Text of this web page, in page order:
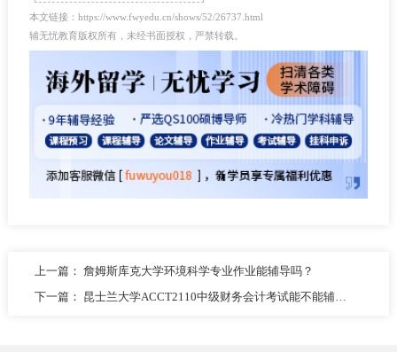
本文链接：https://www.fwyedu.cn/shows/52/26737.html
辅无忧教育版权所有，未经书面授权，严禁转载。
上一篇： 詹姆斯库克大学环境科学专业作业能辅导吗？
下一篇： 昆士兰大学ACCT2110中级财务会计考试能不能辅导？